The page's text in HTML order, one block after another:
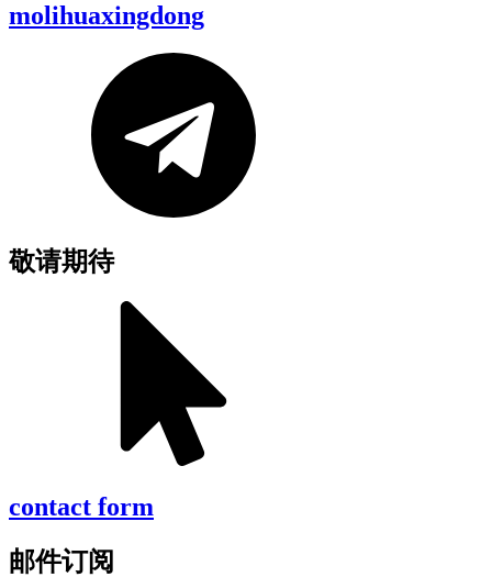
molihuaxingdong
敬请期待
contact form
邮件订阅